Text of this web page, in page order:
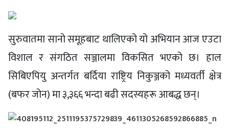
सुरुवातमा सानो समूहबाट थालिएको यो अभियान आज एउटा
विशाल र संगठित सञ्जालमा विकसित भएको छ। हाल
सिबिएपियु अन्तर्गत बर्दिया राष्ट्रिय निकुञ्जको मध्यवर्ती क्षेत्र
(बफर जोन) मा ३,३६६ भन्दा बढी सदस्यहरू आबद्ध छन्।